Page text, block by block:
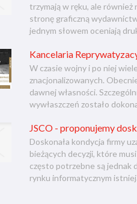
trzymają w ręku, ale również
stronę graficzną
jednym słowem oceniają
Kancelaria
W czasie wojny i po niej
znacjonalizowanych.
dawnej własności.
wywłaszczeń zostało
JSCO - proponujemy
Doskonała kondycja firmy
bieżących decyzji, które
często potrzebne są jednak
rynku informatycznym